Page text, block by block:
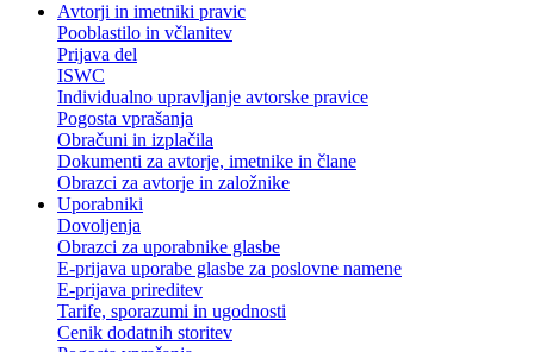
Avtorji in imetniki pravic
Pooblastilo in včlanitev
Prijava del
ISWC
Individualno upravljanje avtorske pravice
Pogosta vprašanja
Obračuni in izplačila
Dokumenti za avtorje, imetnike in člane
Obrazci za avtorje in založnike
Uporabniki
Dovoljenja
Obrazci za uporabnike glasbe
E-prijava uporabe glasbe za poslovne namene
E-prijava prireditev
Tarife, sporazumi in ugodnosti
Cenik dodatnih storitev